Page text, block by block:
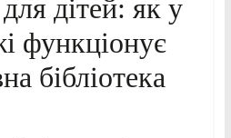
для дітей: як у
функціонує
бібліотека